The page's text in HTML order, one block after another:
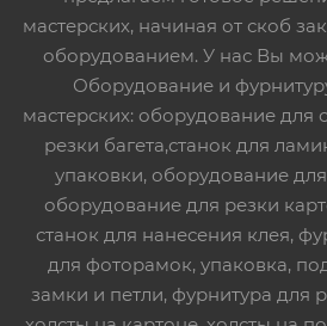
мастерских, начиная от скоб
оборудованием. У нас Вы
Оборудование и
мастерских: оборудование для
резки багета,станок для
упаковки, оборудование
оборудование для резки
станок для нанесения клея,
для фоторамок, упаковка,
замки и петли, фурнитура для